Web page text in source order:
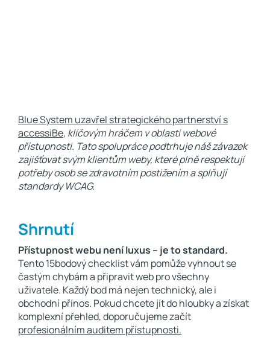
Blue System uzavřel strategického partnerství s
accessiBe, klíčovým hráčem v oblasti webové
přístupnosti. Tato spolupráce podtrhuje náš závazek
zajišťovat svým klientům weby, které plně respektují
potřeby osob se zdravotním postižením a splňují
standardy WCAG.
Shrnutí
Přístupnost webu není luxus – je to standard.
Tento 15bodový checklist vám pomůže vyhnout se
častým chybám a připravit web pro všechny
uživatele. Každý bod má nejen technický, ale i
obchodní přínos. Pokud chcete jít do hloubky a získat
komplexní přehled, doporučujeme začít
profesionálním auditem přístupnosti.